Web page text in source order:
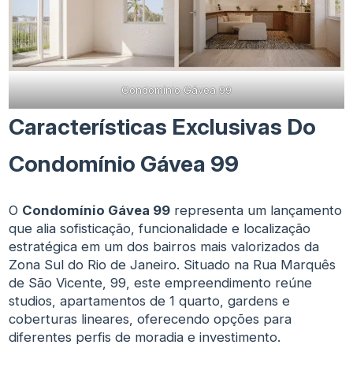
Condomínio Gávea 99
Características Exclusivas Do
Condomínio Gávea 99
O Condomínio Gávea 99 representa um lançamento
que alia sofisticação, funcionalidade e localização
estratégica em um dos bairros mais valorizados da
Zona Sul do Rio de Janeiro. Situado na Rua Marquês
de São Vicente, 99, este empreendimento reúne
studios, apartamentos de 1 quarto, gardens e
coberturas lineares, oferecendo opções para
diferentes perfis de moradia e investimento.